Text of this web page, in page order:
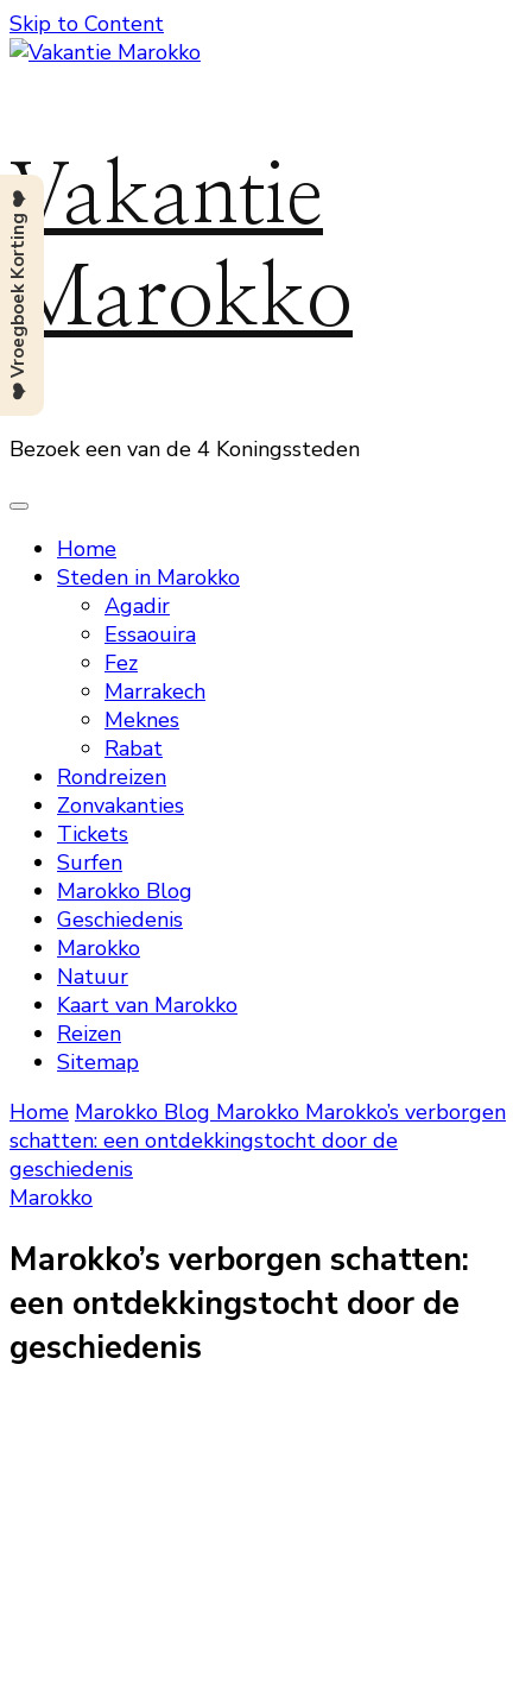
Skip to Content
Vakantie
Marokko
Bezoek een van de 4 Koningssteden
Home
Steden in Marokko
Agadir
Essaouira
Fez
Marrakech
Meknes
Rabat
Rondreizen
Zonvakanties
Tickets
Surfen
Marokko Blog
Geschiedenis
Marokko
Natuur
Kaart van Marokko
Reizen
Sitemap
Home Marokko Blog Marokko Marokko’s verborgen
schatten: een ontdekkingstocht door de
geschiedenis
Marokko
Marokko’s verborgen schatten:
een ontdekkingstocht door de
geschiedenis
❤️ Vroegboek Korting ❤️